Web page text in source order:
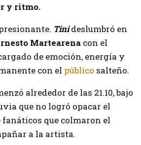
y ritmo.
Tinideslumbró en
Martearena con el
de emoción, energía y
con el público salteño.
alrededor de las 21.10, bajo
que no logró opacar el
que colmaron el
a la artista.